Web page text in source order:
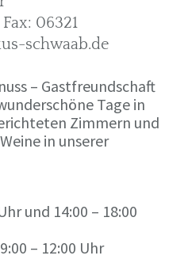
06321
schwaab.de
– Gastfreundschaft
Tage in
Zimmern und
in unserer
und 14:00 – 18:00
– 12:00 Uhr